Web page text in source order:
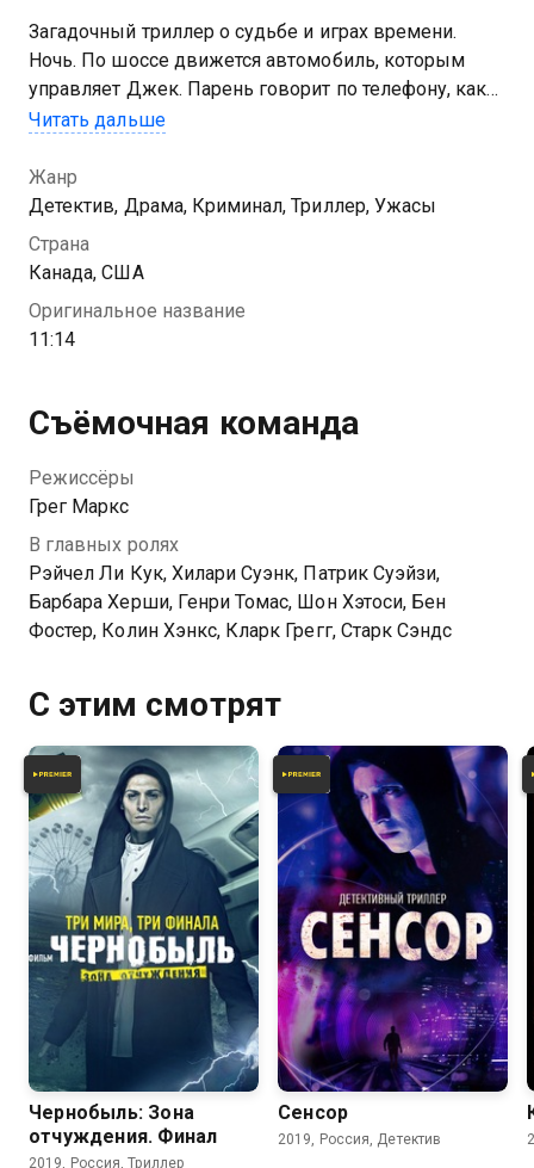
Загадочный триллер о судьбе и играх времени.
Ночь. По шоссе движется автомобиль, которым
управляет Джек. Парень говорит по телефону, как
вдруг неожиданно на лобовое стекло падает труп.
от тюрьмы, подростки сбивают девушку, а парень
отчаянно ищет деньги для своей беременной
подруги. На первый взгляд их судьбы никак не
связаны, но именно в 11:14 вся история сольется
воедино.
Читать дальше
Жанр
Детектив, Драма, Криминал, Триллер, Ужасы
Страна
Канада, США
Оригинальное название
11:14
Съёмочная команда
Режиссёры
Грег Маркс
В главных ролях
Рэйчел Ли Кук, Хилари Суэнк, Патрик Суэйзи,
Барбара Херши, Генри Томас, Шон Хэтоси, Бен
Фостер, Колин Хэнкс, Кларк Грегг, Старк Сэндс
С этим смотрят
6.0 5.2
Чернобыль: Зона
отчуждения. Финал
2019, Россия, Триллер
5.9
Сенсор
2019, Россия, Детектив